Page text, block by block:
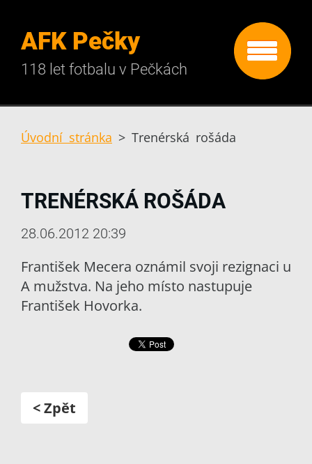
AFK Pečky
118 let fotbalu v Pečkách
Úvodní stránka > Trenérská rošáda
TRENÉRSKÁ ROŠÁDA
28.06.2012 20:39
František Mecera oznámil svoji rezignaci u
A mužstva. Na jeho místo nastupuje
František Hovorka.
< Zpět